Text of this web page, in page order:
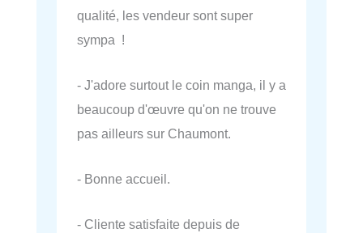
qualité, les vendeur sont super
sympa !
- J'adore surtout le coin manga, il y a
beaucoup d'œuvre qu'on ne trouve
pas ailleurs sur Chaumont.
- Bonne accueil.
- Cliente satisfaite depuis de